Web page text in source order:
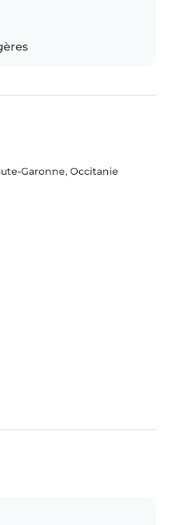
Garonne, Occitanie